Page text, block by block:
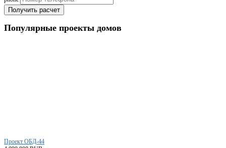
Получить расчет
Популярные проекты домов
Проект ОБД-44